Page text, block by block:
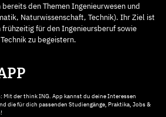
den Themen Ingenieurwesen und
Naturwissenschaft, Technik). Ihr Ziel ist
frühzeitig für den Ingenieursberuf sowie
zu begeistern.
Mit der think ING. App kannst du deine Interessen
die für dich passenden Studiengänge, Praktika, Jobs &